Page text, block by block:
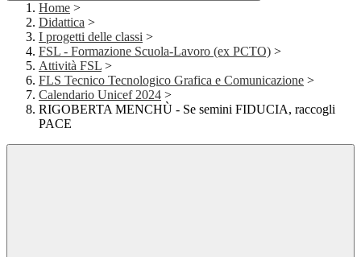
Home >
Didattica >
I progetti delle classi >
FSL - Formazione Scuola-Lavoro (ex PCTO) >
Attività FSL >
FLS Tecnico Tecnologico Grafica e Comunicazione >
Calendario Unicef 2024 >
RIGOBERTA MENCHÙ - Se semini FIDUCIA, raccogli
PACE